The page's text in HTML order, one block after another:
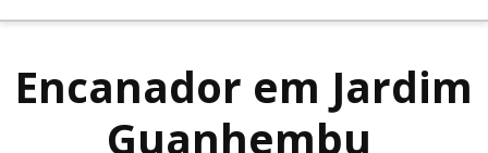
Encanador em Jardim
Guanhembu